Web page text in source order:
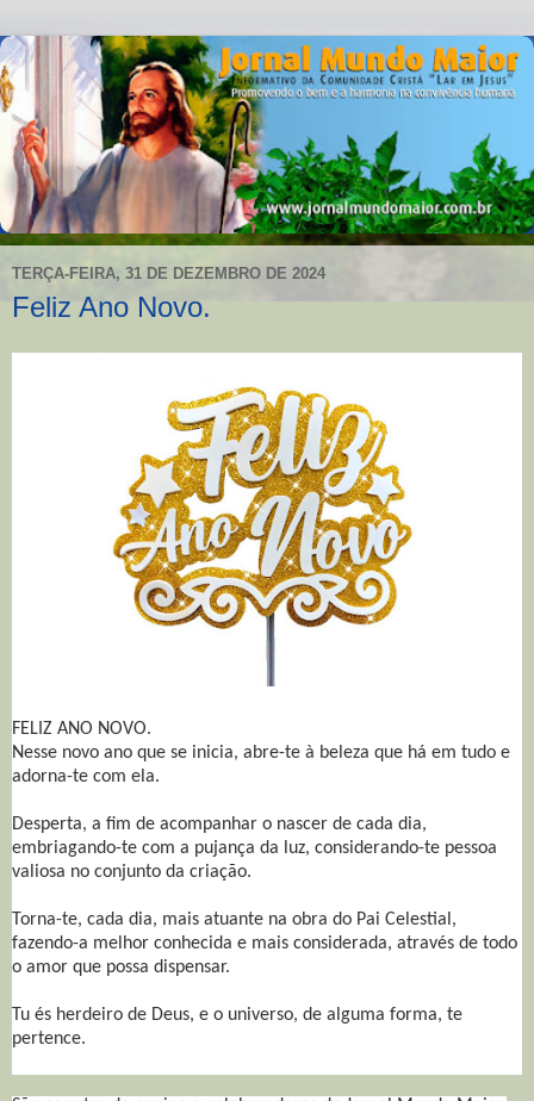
TERÇA-FEIRA, 31 DE DEZEMBRO DE 2024
Feliz Ano Novo.
FELIZ ANO NOVO.
Nesse novo ano que se inicia, abre-te à beleza que há em tudo e
adorna-te com ela.
Desperta, a fim de acompanhar o nascer de cada dia,
embriagando-te com a pujança da luz, considerando-te pessoa
valiosa no conjunto da criação.
Torna-te, cada dia, mais atuante na obra do Pai Celestial,
fazendo-a melhor conhecida e mais considerada, através de todo
o amor que possa dispensar.
Tu és herdeiro de Deus, e o universo, de alguma forma, te
pertence.